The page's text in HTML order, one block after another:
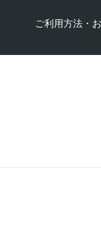
ご利用方法・